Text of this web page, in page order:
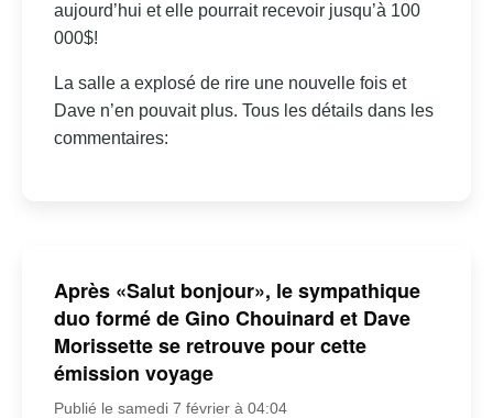
aujourd’hui et elle pourrait recevoir jusqu’à 100
000$!
La salle a explosé de rire une nouvelle fois et
Dave n’en pouvait plus. Tous les détails dans les
commentaires:
Après «Salut bonjour», le sympathique
duo formé de Gino Chouinard et Dave
Morissette se retrouve pour cette
émission voyage
Publié le samedi 7 février à 04:04